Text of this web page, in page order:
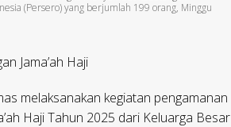
(Persero) yang berjumlah 199 orang, Minggu
Jama’ah Haji
melaksanakan kegiatan pengamanan
Haji Tahun 2025 dari Keluarga Besar